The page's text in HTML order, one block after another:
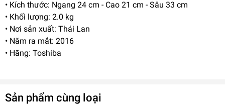
• Kích thước: Ngang 24 cm - Cao 21 cm - Sâu 33 cm
• Khối lượng: 2.0 kg
• Nơi sản xuất: Thái Lan
• Năm ra mắt: 2016
• Hãng: Toshiba
Sản phẩm cùng loại